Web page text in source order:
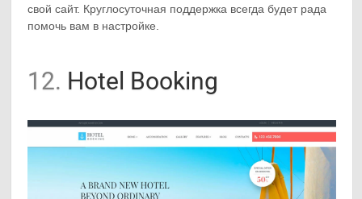
свой сайт. Круглосуточная поддержка всегда будет рада
помочь вам в настройке.
12. Hotel Booking